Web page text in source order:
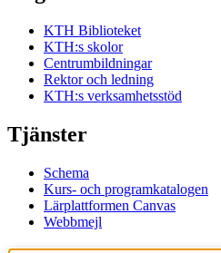
KTH Biblioteket
KTH:s skolor
Centrumbildningar
Rektor och ledning
KTH:s verksamhetsstöd
Tjänster
Schema
Kurs- och programkatalogen
Lärplattformen Canvas
Webbmejl